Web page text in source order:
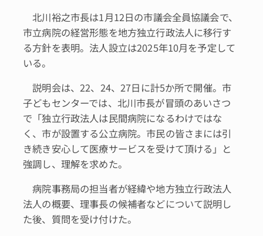
北川裕之市長は1月12日の市議会全員協議会で、
市立病院の経営形態を地方独立行政法人に移行す
る方針を表明。法人設立は2025年10月を予定して
いる。
説明会は、22、24、27日に計5か所で開催。市
子どもセンターでは、北川市長が冒頭のあいさつ
で「独立行政法人は民間病院になるわけではな
く、市が設置する公立病院。市民の皆さまには引
き続き安心して医療サービスを受けて頂ける」と
強調し、理解を求めた。
病院事務局の担当者が経緯や地方独立行政法人
法人の概要、理事長の候補者などについて説明し
た後、質問を受け付けた。